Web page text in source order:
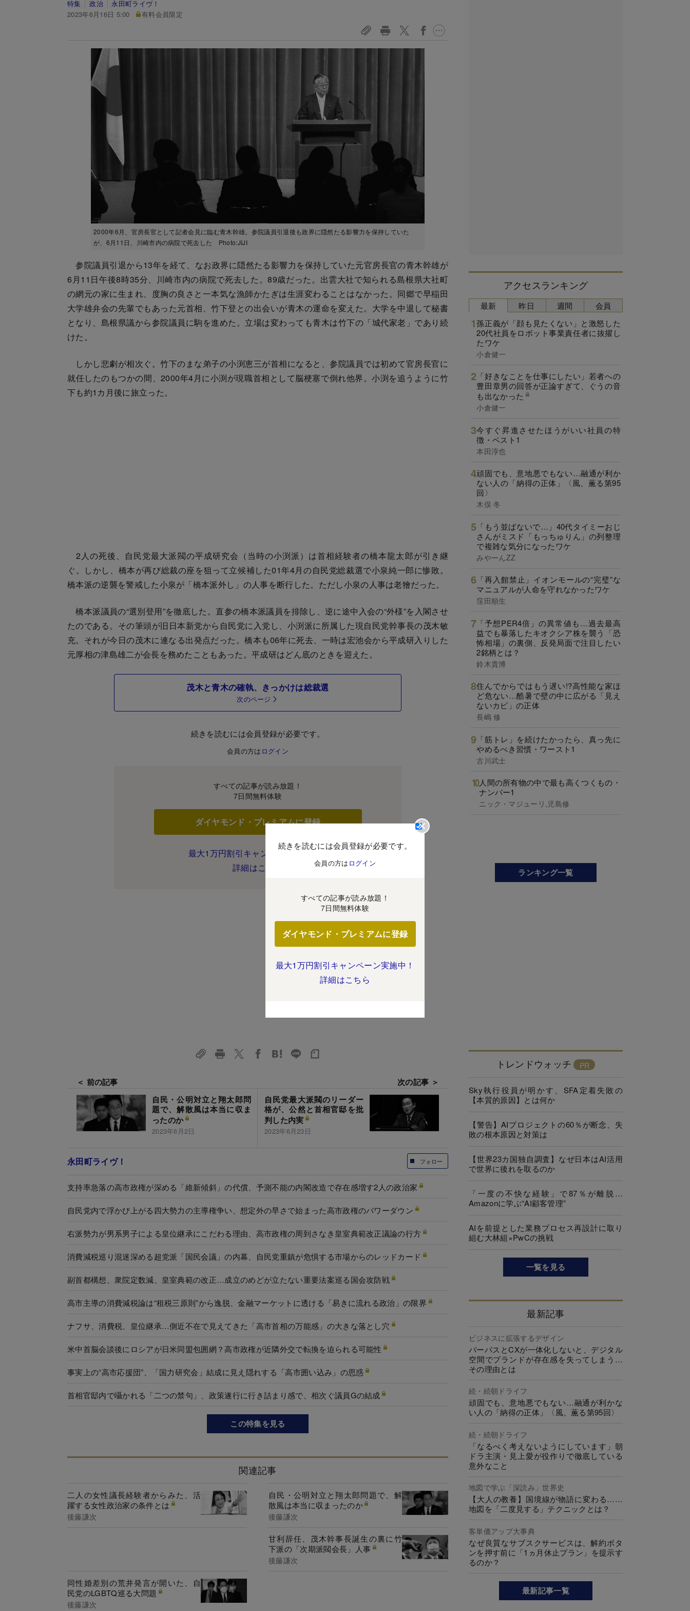
特集 政治
永田町ライヴ！
2023年6月16日 5:00
有料会員限定
2000年6月、官房長官として記者会見に臨む青木幹雄。参院議員引退後も政界に隠然たる影響力を保持していた
が、6月11日、川崎市内の病院で死去した Photo:JIJI
参院議員引退から13年を経て、なお政界に隠然たる影響力を保持していた元官房長官の青木幹雄が
6月11日午後8時35分、川崎市内の病院で死去した。89歳だった。出雲大社で知られる島根県大社町
の網元の家に生まれ、度胸の良さと一本気な漁師かたぎは生涯変わることはなかった。同郷で早稲田
大学雄弁会の先輩でもあった元首相、竹下登との出会いが青木の運命を変えた。大学を中退して秘書
となり、島根県議から参院議員に駒を進めた。立場は変わっても青木は竹下の「城代家老」であり続
けた。
しかし悲劇が相次ぐ。竹下のまな弟子の小渕恵三が首相になると、参院議員では初めて官房長官に
就任したのもつかの間、2000年4月に小渕が現職首相として脳梗塞で倒れ他界。小渕を追うように竹
下も約1カ月後に旅立った。
2人の死後、自民党最大派閥の平成研究会（当時の小渕派）は首相経験者の橋本龍太郎が引き継
ぐ。しかし、橋本が再び総裁の座を狙って立候補した01年4月の自民党総裁選で小泉純一郎に惨敗。
橋本派の逆襲を警戒した小泉が「橋本派外し」の人事を断行した。ただし小泉の人事は老獪だった。
橋本派議員の“選別登用”を徹底した。直参の橋本派議員を排除し、逆に途中入会の“外様”を入閣させ
たのである。その筆頭が旧日本新党から自民党に入党し、小渕派に所属した現自民党幹事長の茂木敏
充。それが今日の茂木に連なる出発点だった。橋本も06年に死去、一時は宏池会から平成研入りした
元厚相の津島雄二が会長を務めたこともあった。平成研はどん底のときを迎えた。
茂木と青木の確執、きっかけは総裁選
次のページ
続きを読むには会員登録が必要です。
会員の方は ログイン
すべての記事が読み放題！
7日間無料体験
ダイヤモンド・プレミアムに登録
最大1万円割引キャンペーン実施中！
詳細はこちら
続きを読むには会員登録が必要です。
会員の方は ログイン
すべての記事が読み放題！
7日間無料体験
ダイヤモンド・プレミアムに登録
最大1万円割引キャンペーン実施中！
詳細はこちら
＜ 前の記事
自民・公明対立と翔太郎問
題で、解散風は本当に収ま
ったのか
2023年6月2日
次の記事 ＞
自民党最大派閥のリーダー
格が、公然と首相官邸を批
判した内実
2023年6月23日
フォロー
永田町ライヴ！
支持率急落の高市政権が深める「維新傾斜」の代償、予測不能の内閣改造で存在感増す2人の政治家
自民党内で浮かび上がる四大勢力の主導権争い、想定外の早さで始まった高市政権のパワーダウン
右派勢力が男系男子による皇位継承にこだわる理由、高市政権の周到さなき皇室典範改正議論の行方
消費減税巡り混迷深める超党派「国民会議」の内幕、自民党重鎮が危惧する市場からのレッドカード
副首都構想、衆院定数減、皇室典範の改正…成立のめどが立たない重要法案巡る国会攻防戦
高市主導の消費減税論は“租税三原則”から逸脱、金融マーケットに透ける「易きに流れる政治」の限界
ナフサ、消費税、皇位継承…側近不在で見えてきた「高市首相の万能感」の大きな落とし穴
米中首脳会談後にロシアが日米同盟包囲網？高市政権が近隣外交で転換を迫られる可能性
事実上の“高市応援団”、「国力研究会」結成に見え隠れする「高市囲い込み」の思惑
首相官邸内で囁かれる「二つの禁句」、政策遂行に行き詰まり感で、相次ぐ議員Gの結成
この特集を見る
関連記事
二人の女性議長経験者からみた、活
躍する女性政治家の条件とは
後藤謙次
自民・公明対立と翔太郎問題で、解
散風は本当に収まったのか
後藤謙次
甘利辞任、茂木幹事長誕生の裏に竹
下派の「次期派閥会長」人事
後藤謙次
同性婚差別の荒井発言が開いた、自
民党のLGBTQ巡る大問題
後藤謙次
アクセスランキング
最新
孫正義が「顔も見たくない」と激怒した
20代社員をロボット事業責任者に抜擢し
たワケ
小倉健一
「好きなことを仕事にしたい」若者への
豊田章男の回答が正論すぎて、ぐうの音
も出なかった
小倉健一
今すぐ昇進させたほうがいい社員の特
徴・ベスト1
本田淳也
頑固でも、意地悪でもない…融通が利か
ない人の「納得の正体」〈風、薫る第95
回〉
木俣 冬
「もう並ばないで…」40代タイミーおじ
さんがミスド「もっちゅりん」の列整理
で複雑な気分になったワケ
みやーんZZ
「再入館禁止」イオンモールの“完璧”な
マニュアルが人命を守れなかったワケ
窪田順生
「予想PER4倍」の異常値も…過去最高
益でも暴落したキオクシア株を襲う「恐
怖相場」の裏側、反発局面で注目したい
2銘柄とは？
鈴木貴博
住んでからではもう遅い!?高性能な家ほ
ど危ない…酷暑で壁の中に広がる「見え
ないカビ」の正体
長嶋 修
「筋トレ」を続けたかったら、真っ先に
やめるべき習慣・ワースト1
古川武士
人間の所有物の中で最も高くつくもの・
ナンバー1
ニック・マジューリ,児島修
昨日 週間 会員
ランキング一覧
トレンドウォッチ
Sky執行役員が明かす、SFA定着失敗の
【本質的原因】とは何か
【警告】AIプロジェクトの60％が断念、失
敗の根本原因と対策は
【世界23カ国独自調査】なぜ日本はAI活用
で世界に後れを取るのか
「一度の不快な経験」で87％が離脱…
Amazonに学ぶ“AI顧客管理”
AIを前提とした業務プロセス再設計に取り
組む大林組×PwCの挑戦
一覧を見る
最新記事
ビジネスに拡張するデザイン
パーパスとCXが一体化しないと、デジタル
空間でブランドが存在感を失ってしまう…
その理由とは
続・続朝ドライフ
頑固でも、意地悪でもない…融通が利かな
い人の「納得の正体」〈風、薫る第95回〉
続・続朝ドライフ
「なるべく考えないようにしています」朝
ドラ主演・見上愛が役作りで徹底している
意外なこと
地図で学ぶ「深読み」世界史
【大人の教養】国境線が物語に変わる……
地図を「二度見する」テクニックとは？
客単価アップ大事典
なぜ良質なサブスクサービスは、解約ボタ
ンを押す前に「1ヵ月休止プラン」を提示す
るのか？
最新記事一覧